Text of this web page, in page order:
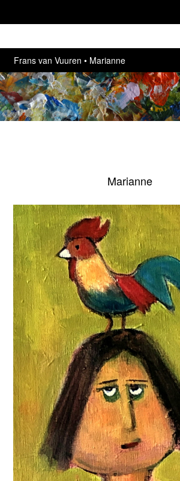
Frans van Vuuren Marianne
Marianne